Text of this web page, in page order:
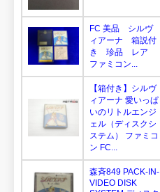
FC 美品 シルヴ
ィアーナ 箱説付
き 珍品 レア
ファミコン...
【箱付き】シルヴ
ィアーナ 愛いっぱ
いのリトルエンジ
ェル（ディスクシ
ステム） ファミコ
ン FC...
森斉849 PACK-IN-
VIDEO DISK